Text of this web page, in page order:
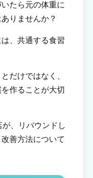
いたら元の体重に
りませんか？
、共通する食習
だけではなく、
作ることが大切
、リバウンドし
善方法について